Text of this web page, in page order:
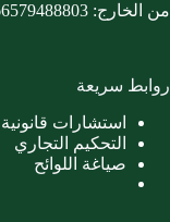
من الخارج:
روابط سريعة
استشارات
التحكيم التجاري
صياغة اللوائح